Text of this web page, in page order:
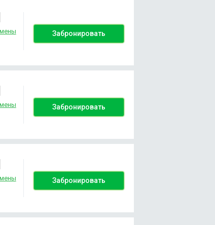
Забронировать
Забронировать
Забронировать